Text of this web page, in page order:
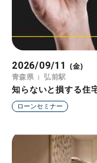
2026/09/11
(金)
青森県
弘前駅
知らないと損する住
ローンセミナー